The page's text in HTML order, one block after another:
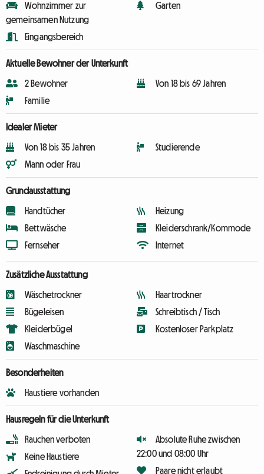
Wohnzimmer zur
gemeinsamen Nutzung
Eingangsbereich
Garten
Aktuelle Bewohner der Unterkunft
2 Bewohner
Familie
Von 18 bis 69 Jahren
Idealer Mieter
Von 18 bis 35 Jahren
Mann oder Frau
Studierende
Grundausstattung
Handtücher
Bettwäsche
Fernseher
Heizung
Kleiderschrank/Kommode
Internet
Zusätzliche Ausstattung
Wäschetrockner
Bügeleisen
Kleiderbügel
Waschmaschine
Haartrockner
Schreibtisch / Tisch
Kostenloser Parkplatz
Besonderheiten
Haustiere vorhanden
Hausregeln für die Unterkunft
Rauchen verboten
Keine Haustiere
Absolute Ruhe zwischen
22:00 und 08:00 Uhr
Paare nicht erlaubt